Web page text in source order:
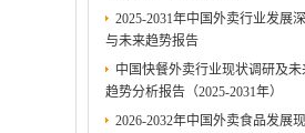
2025-2031年中国外卖行业发展
与未来趋势报告
中国快餐外卖行业现状调研及未
趋势分析报告（2025-2031年）
2026-2032年中国外卖食品发展